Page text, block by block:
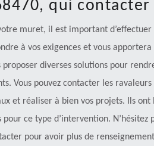
qui contacter
muret, il est important d’effectuer
à vos exigences et vous apportera
diverses solutions pour
Vous pouvez contacter les ravaleurs
et réaliser à bien vos projets. Ils ont
ce type d’intervention. N’hésitez
pour avoir plus de